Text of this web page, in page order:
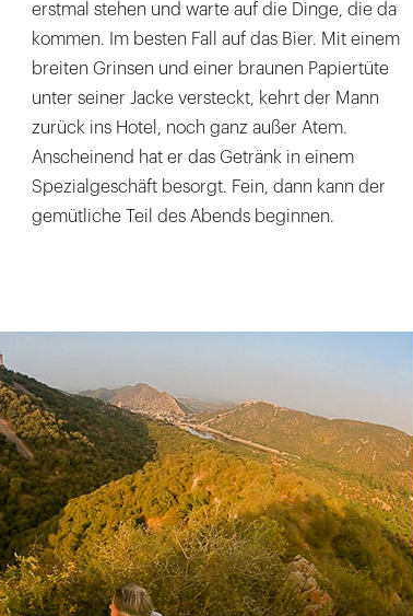
erstmal stehen und warte auf die Dinge, die da
kommen. Im besten Fall auf das Bier. Mit einem
breiten Grinsen und einer braunen Papiertüte
unter seiner Jacke versteckt, kehrt der Mann
zurück ins Hotel, noch ganz außer Atem.
Anscheinend hat er das Getränk in einem
Spezialgeschäft besorgt. Fein, dann kann der
gemütliche Teil des Abends beginnen.